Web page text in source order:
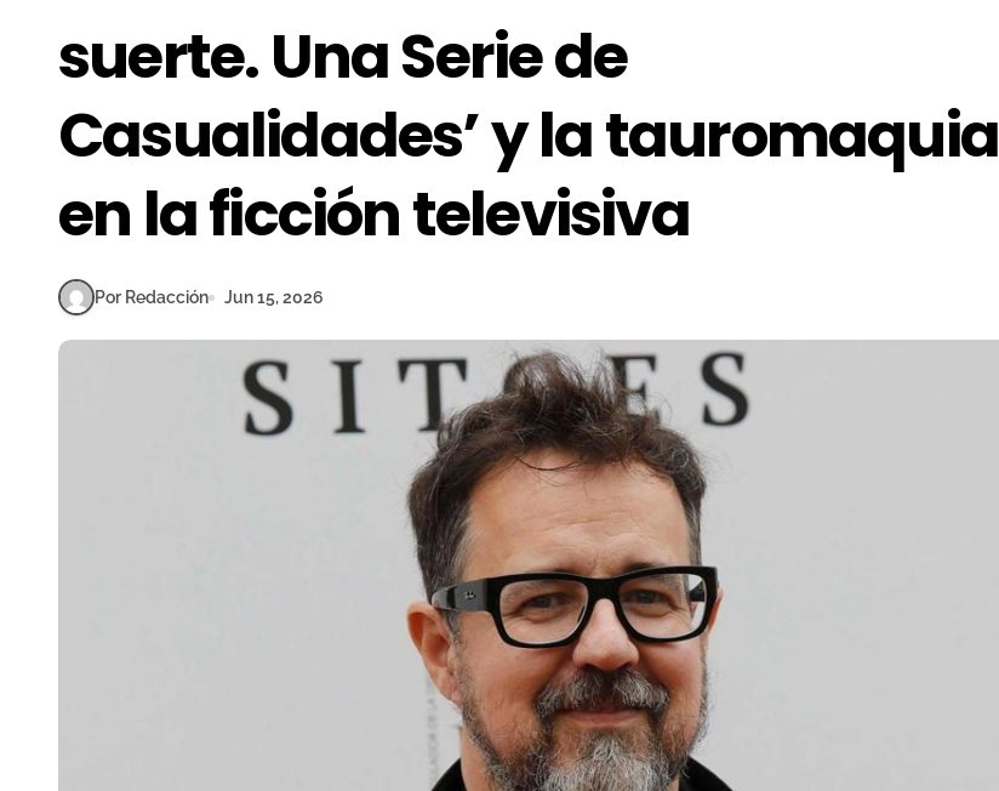
suerte. Una Serie de
Casualidades’ y la tauromaquia
en la ficción televisiva
Por Redacción Jun 15, 2026